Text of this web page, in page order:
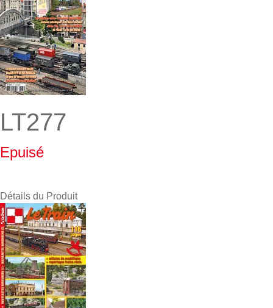
LT277
Epuisé
Détails du Produit